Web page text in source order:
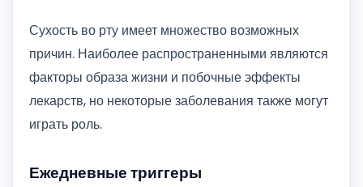
Сухость во рту имеет множество возможных
причин. Наиболее распространенными являются
факторы образа жизни и побочные эффекты
лекарств, но некоторые заболевания также могут
играть роль.
Ежедневные триггеры